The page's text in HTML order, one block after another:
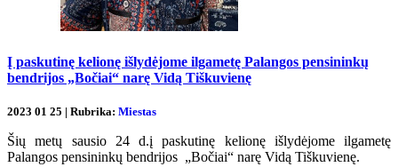
Į paskutinę kelionę išlydėjome ilgametę Palangos pensininkų
bendrijos „Bočiai“ narę Vidą Tiškuvienę
2023 01 25 | Rubrika: Miestas
Šių metų sausio 24 d.į paskutinę kelionę išlydėjome ilgametę
Palangos pensininkų bendrijos „Bočiai“ narę Vidą Tiškuvienę.